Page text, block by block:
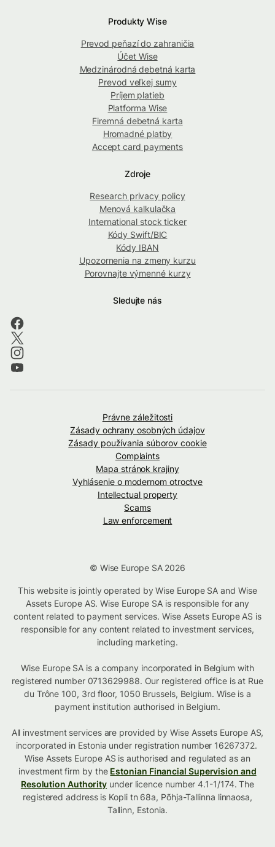
Produkty Wise
Prevod peňazí do zahraničia
Účet Wise
Medzinárodná debetná karta
Prevod veľkej sumy
Príjem platieb
Platforma Wise
Firemná debetná karta
Hromadné platby
Accept card payments
Zdroje
Research privacy policy
Menová kalkulačka
International stock ticker
Kódy Swift/BIC
Kódy IBAN
Upozornenia na zmeny kurzu
Porovnajte výmenné kurzy
Sledujte nás
Právne záležitosti
Zásady ochrany osobných údajov
Zásady používania súborov cookie
Complaints
Mapa stránok krajiny
Vyhlásenie o modernom otroctve
Intellectual property
Scams
Law enforcement
© Wise Europe SA 2026
This website is jointly operated by Wise Europe SA and Wise
Assets Europe AS. Wise Europe SA is responsible for any
content related to payment services. Wise Assets Europe AS is
responsible for any content related to investment services,
including marketing.
Wise Europe SA is a company incorporated in Belgium with
registered number 0713629988. Our registered office is at Rue
du Trône 100, 3rd floor, 1050 Brussels, Belgium. Wise is a
payment institution authorised in Belgium.
All investment services are provided by Wise Assets Europe AS,
incorporated in Estonia under registration number 16267372.
Wise Assets Europe AS is authorised and regulated as an
investment firm by the Estonian Financial Supervision and
Resolution Authority under licence number 4.1-1/174. The
registered address is Kopli tn 68a, Põhja-Tallinna linnaosa,
Tallinn, Estonia.